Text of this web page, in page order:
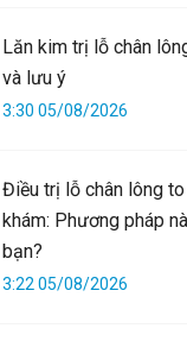
Lăn kim trị lỗ chân
và lưu ý
3:30 05/08/2026
Điều trị lỗ chân lông
khám: Phương pháp
bạn?
3:22 05/08/2026